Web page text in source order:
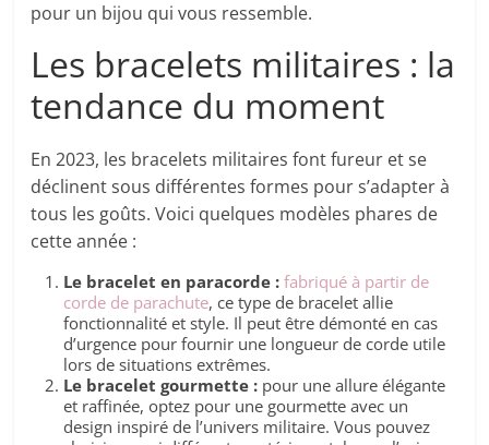
pour un bijou qui vous ressemble.
Les bracelets militaires : la
tendance du moment
En 2023, les bracelets militaires font fureur et se
déclinent sous différentes formes pour s’adapter à
tous les goûts. Voici quelques modèles phares de
cette année :
Le bracelet en paracorde : fabriqué à partir de
corde de parachute, ce type de bracelet allie
fonctionnalité et style. Il peut être démonté en cas
d’urgence pour fournir une longueur de corde utile
lors de situations extrêmes.
Le bracelet gourmette : pour une allure élégante
et raffinée, optez pour une gourmette avec un
design inspiré de l’univers militaire. Vous pouvez